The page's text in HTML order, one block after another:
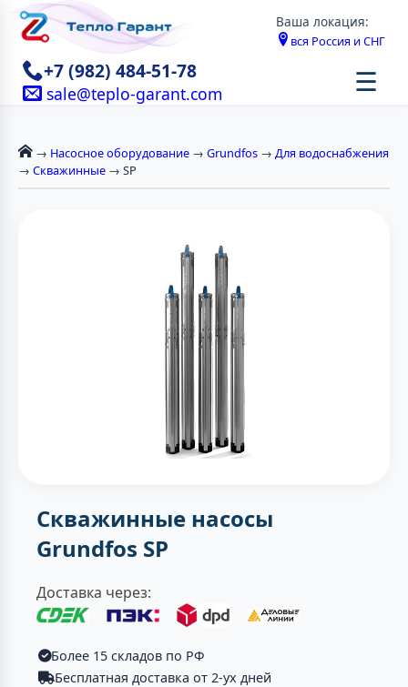
Ваша локация:
вся Россия и СНГ
+7 (982) 484-51-78
sale@teplo-garant.com ☰
→ Насосное оборудование → Grundfos → Для водоснабжения
→ Скважинные → SP
Скважинные насосы
Grundfos SP
Доставка через:
Более 15 складов по РФ
Бесплатная доставка от 2-ух дней